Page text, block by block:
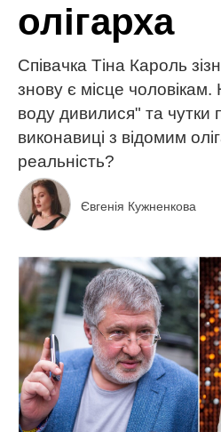
олігарха
Співачка Тіна Кароль
знову є місце
воду дивилися" та чутки
виконавиці з відомим
реальність?
Євгенія Кужненкова